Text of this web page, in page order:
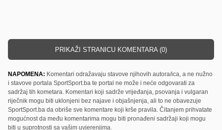
PRIKAŽI STRANICU KOMENTARA (0)
NAPOMENA: Komentari odražavaju stavove njihovih autora/ica, a ne nužno
i stavove portala SportSport.ba te portal ne može i neće odgovarati za
sadržaj tih kometara. Komentari koji sadrže vrijeđanja, psovanja i vulgaran
riječnik mogu biti uklonjeni bez najave i objašnjenja, ali to ne obavezuje
SportSport.ba da obriše sve komentare koji krše pravila. Čitanjem prihvatate
mogućnost da među komentarima mogu biti pronađeni sadržaji koji mogu
biti u suprotnosti sa vašim uvjerenjima.